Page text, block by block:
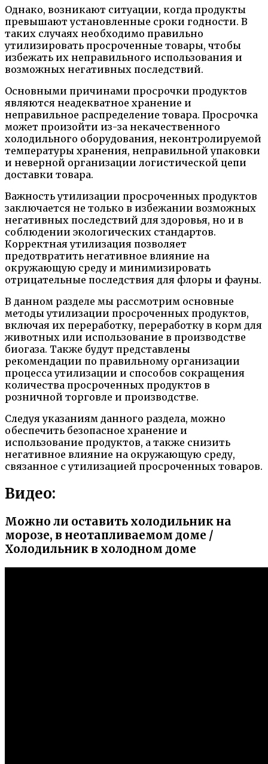
Однако, возникают ситуации, когда продукты
превышают установленные сроки годности. В
таких случаях необходимо правильно
утилизировать просроченные товары, чтобы
избежать их неправильного использования и
возможных негативных последствий.
Основными причинами просрочки продуктов
являются неадекватное хранение и
неправильное распределение товара. Просрочка
может произойти из-за некачественного
холодильного оборудования, неконтролируемой
температуры хранения, неправильной упаковки
и неверной организации логистической цепи
доставки товара.
Важность утилизации просроченных продуктов
заключается не только в избежании возможных
негативных последствий для здоровья, но и в
соблюдении экологических стандартов.
Корректная утилизация позволяет
предотвратить негативное влияние на
окружающую среду и минимизировать
отрицательные последствия для флоры и фауны.
В данном разделе мы рассмотрим основные
методы утилизации просроченных продуктов,
включая их переработку, переработку в корм для
животных или использование в производстве
биогаза. Также будут представлены
рекомендации по правильному организации
процесса утилизации и способов сокращения
количества просроченных продуктов в
розничной торговле и производстве.
Следуя указаниям данного раздела, можно
обеспечить безопасное хранение и
использование продуктов, а также снизить
негативное влияние на окружающую среду,
связанное с утилизацией просроченных товаров.
Видео:
Можно ли оставить холодильник на
морозе, в неотапливаемом доме /
Холодильник в холодном доме